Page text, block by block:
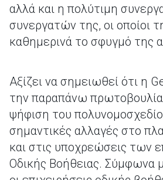
αλλά και η πολύτιμη
συνεργατών της, οι οποίοι
καθημερινά το σφυγμό της
Αξίζει να σημειωθεί ότι η
την παραπάνω
ψήφιση του
σημαντικές αλλαγές στο
και στις υποχρεώσεις των
Οδικής Βοήθειας. Σύμφωνα